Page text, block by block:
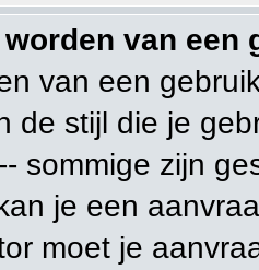
van een
van een
de stijl die je
-- sommige zijn
je een
moet je